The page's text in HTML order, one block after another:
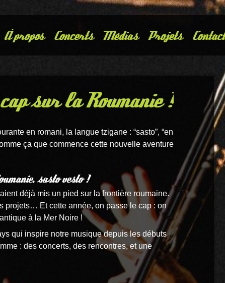
À propos Concerts Médias Projets Contact
sur la Roumanie !
en romani, la langue tzigane : “sasto”, “en
ça que commence cette nouvelle aventure
sasto vesto !
déjà mis un pied sur la frontière roumaine.
projets… Et cette année, on passe le cap : on
à la Mer Noire !
qui inspire notre musique depuis les débuts
: des concerts, des rencontres, et une